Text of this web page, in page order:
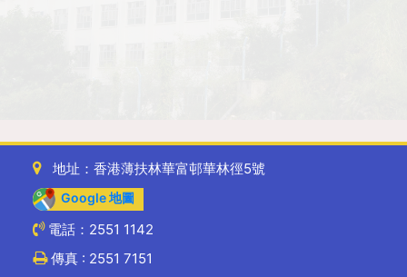
地址：香港薄扶林華富邨華林徑5號
Google 地圖
電話：2551 1142
傳真 : 2551 7151